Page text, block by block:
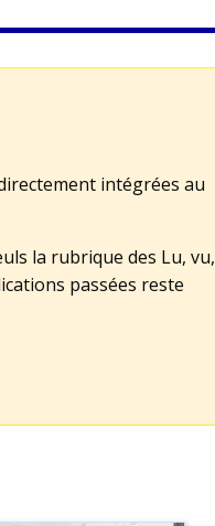
intégrées au
la rubrique des Lu, vu,
passées reste